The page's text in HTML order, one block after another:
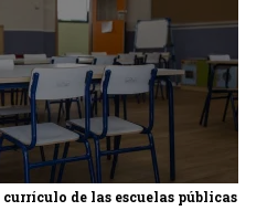
de las escuelas públicas